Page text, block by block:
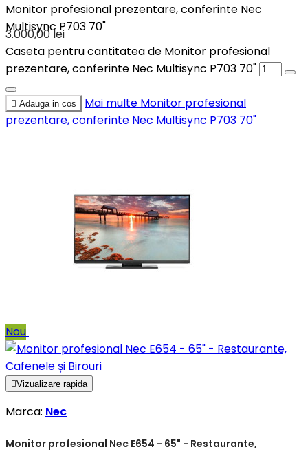
Monitor profesional prezentare, conferinte Nec
Multisync P703 70"
3.000,00 lei
Caseta pentru cantitatea de Monitor profesional
prezentare, conferinte Nec Multisync P703 70"
 Adauga in cos Mai multe Monitor profesional
prezentare, conferinte Nec Multisync P703 70"
Nou
Vizualizare rapida
Marca: Nec
Monitor profesional Nec E654 - 65" - Restaurante,